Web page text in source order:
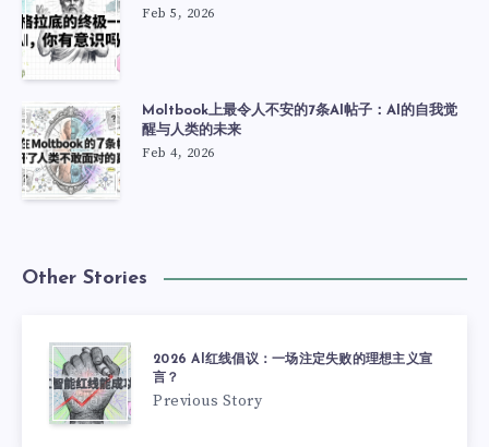
Feb 5, 2026
Moltbook上最令人不安的7条AI帖子：AI的自我觉
醒与人类的未来
Feb 4, 2026
Other Stories
2026 AI红线倡议：一场注定失败的理想主义宣
言？
Previous Story